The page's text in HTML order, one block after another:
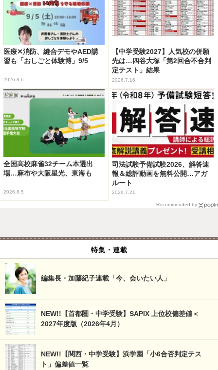
医療✕消防、縫合デモやAED講
習も「おしごと体験博」9/5
2026.8.6
【中学受験2027】人気校の併願
先は…四谷大塚「第2回合不合判
定テスト」結果
2026.7.16
全国高校麻雀32チーム本選出
場…麻布や大阪星光、東海も
2026.8.5
司法試験予備試験2026、解答速
報＆総評動画を無料公開…アガ
ルート
2026.7.21
Recommended by
特集・連載
編集長・加藤紀子連載「今、会いたい人」
NEW!!【首都圏・中学受験】SAPIX 上位校偏差値＜
2027年度版（2026年4月）
NEW!!【関西・中学受験】浜学園「小6合否判定テス
ト」偏差値一覧